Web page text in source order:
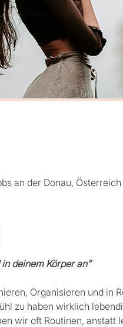
an der Donau, Österreich
deinem Körper an”
Organisieren und in
zu haben wirklich
wir oft Routinen, anstatt